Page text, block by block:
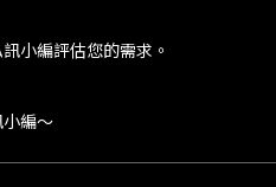
小編評估您的需求。
編～